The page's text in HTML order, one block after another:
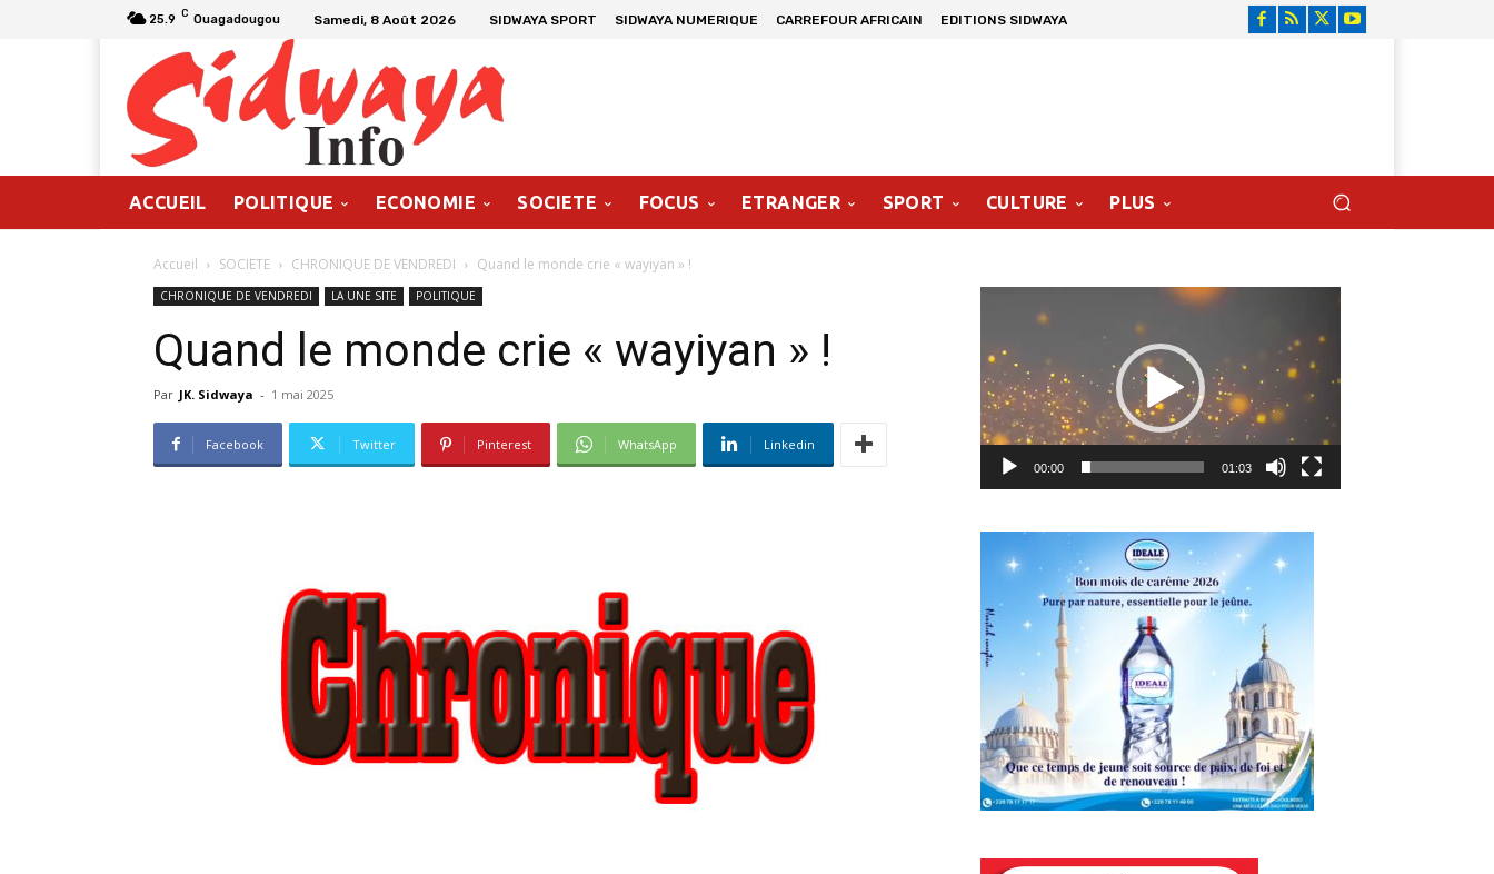
25.9 C Ouagadougou Samedi, 8 Août 2026 SIDWAYA SPORT SIDWAYA NUMERIQUE CARREFOUR AFRICAIN EDITIONS SIDWAYA
ACCUEIL POLITIQUE ECONOMIE SOCIETE FOCUS ETRANGER SPORT CULTURE PLUS
Accueil SOCIETE CHRONIQUE DE VENDREDI Quand le monde crie « wayiyan » !
CHRONIQUE DE VENDREDI LA UNE SITE POLITIQUE
Quand le monde crie « wayiyan » !
Par JK. Sidwaya - 1 mai 2025
Facebook Twitter Pinterest WhatsApp Linkedin
00:00 01:03